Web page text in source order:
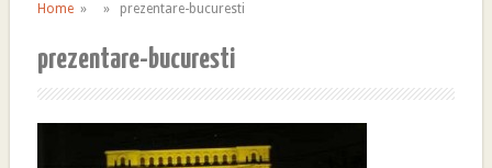
Home» » prezentare-bucuresti
prezentare-bucuresti